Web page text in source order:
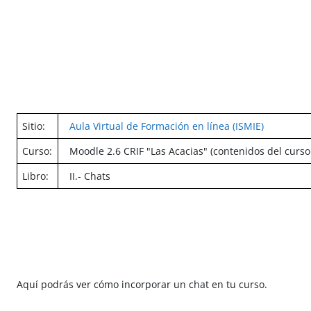
Sitio:
Aula Virtual de Formación en línea (ISMIE)
Curso:
Moodle 2.6 CRIF "Las Acacias" (contenidos del
Libro:
II.- Chats
Aquí podrás ver cómo incorporar un chat en tu curso.